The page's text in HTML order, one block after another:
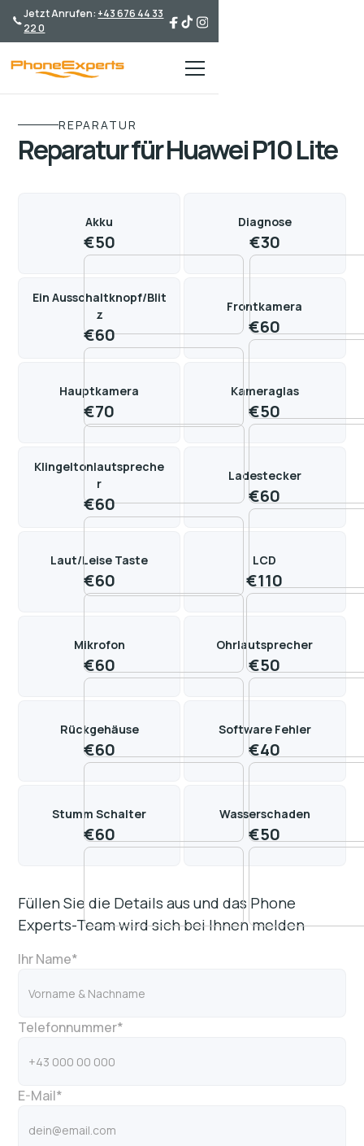
Jetzt Anrufen: +43 676 44 33
22 0
REPARATUR
Reparatur für Huawei P10 Lite
Akku
€50
Diagnose
€30
Ein Ausschaltknopf/Blit
z
€60
Frontkamera
€60
Hauptkamera
€70
Kameraglas
€50
Klingeltonlautspreche
r
€60
Ladestecker
€60
Laut/Leise Taste
€60
LCD
€110
Mikrofon
€60
Ohrlautsprecher
€50
Rückgehäuse
€60
Software Fehler
€40
Stumm Schalter
€60
Wasserschaden
€50
Füllen Sie die Details aus und das Phone
Experts-Team wird sich bei Ihnen melden
Ihr Name*
Telefonnummer*
E-Mail*